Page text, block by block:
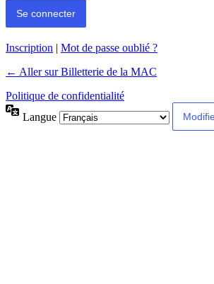
Inscription
Mot de passe oublié ?
← Aller sur Billetterie de la MAC
Politique de confidentialité
Langue